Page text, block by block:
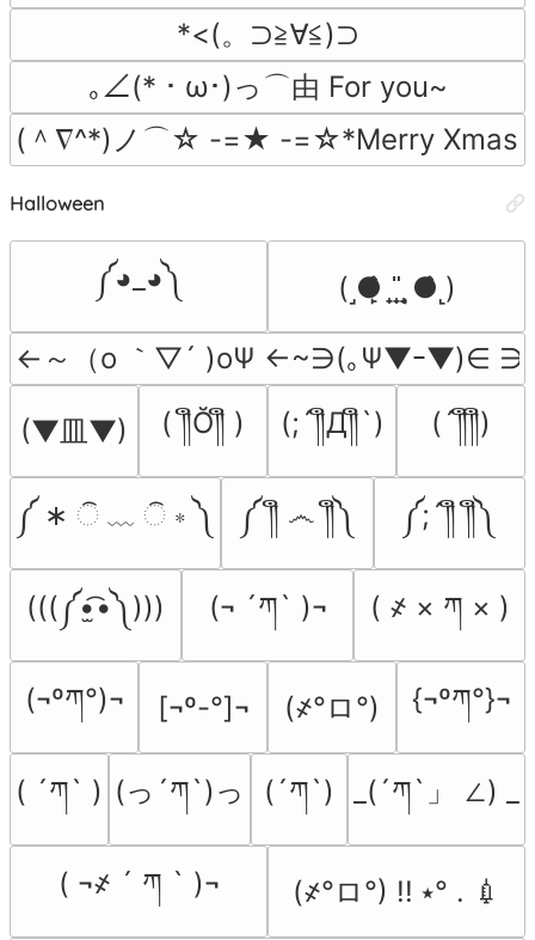
*<(。⊃≧∀≦)⊃
｡∠(*・ω･)っ⌒由 For you~
(＾∇^*)ノ⌒☆ -=★ -=☆*Merry
Halloween
༼◕_◕༽ (˼●̙̂ ̟ ̟̎ ̟ ̘●̂˻)
←～（o ｀▽´ )oΨ ←~∋(｡Ψ▼ｰ▼)∈
(▼皿▼) ( ༎ຶŎ༎ຶ ) (;´༎ຶД༎ຶ`) (´༎ຶ༎ຶ)
༼ ∗ ି ﹏ ି ∗ ༽ ༼ ༎ຶ ෴ ༎ຶ༽ ༼;´༎ຶ ༎ຶ༽
(((༼•̫͡•༽))) (¬ ´ཀ` )¬ ( ҂ × ཀ × )
(¬ºཀ°)¬ [¬º-°]¬ (҂°ロ°) {¬ºཀ°}¬
( ´ཀ` ) (っ´ཀ`)っ (´ཀ`) _(´ཀ`」 ∠) _
( ¬҂ ´ ཀ ` )¬ (҂°ロ°) !! ⭑° . 💉